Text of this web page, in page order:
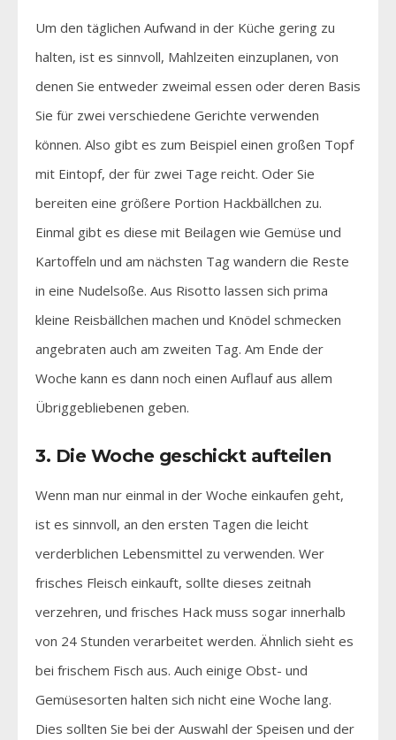
Um den täglichen Aufwand in der Küche gering zu
halten, ist es sinnvoll, Mahlzeiten einzuplanen, von
denen Sie entweder zweimal essen oder deren Basis
Sie für zwei verschiedene Gerichte verwenden
können. Also gibt es zum Beispiel einen großen Topf
mit Eintopf, der für zwei Tage reicht. Oder Sie
bereiten eine größere Portion Hackbällchen zu.
Einmal gibt es diese mit Beilagen wie Gemüse und
Kartoffeln und am nächsten Tag wandern die Reste
in eine Nudelsoße. Aus Risotto lassen sich prima
kleine Reisbällchen machen und Knödel schmecken
angebraten auch am zweiten Tag. Am Ende der
Woche kann es dann noch einen Auflauf aus allem
Übriggebliebenen geben.
3. Die Woche geschickt aufteilen
Wenn man nur einmal in der Woche einkaufen geht,
ist es sinnvoll, an den ersten Tagen die leicht
verderblichen Lebensmittel zu verwenden. Wer
frisches Fleisch einkauft, sollte dieses zeitnah
verzehren, und frisches Hack muss sogar innerhalb
von 24 Stunden verarbeitet werden. Ähnlich sieht es
bei frischem Fisch aus. Auch einige Obst- und
Gemüsesorten halten sich nicht eine Woche lang.
Dies sollten Sie bei der Auswahl der Speisen und der